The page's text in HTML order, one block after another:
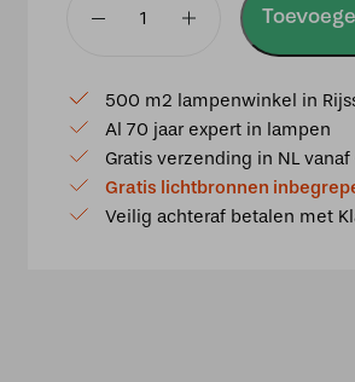
groen
aantal
500 m2 lampenwinkel in
Al 70 jaar expert in lampen
Gratis verzending in NL
Gratis lichtbronnen
Veilig achteraf betalen met